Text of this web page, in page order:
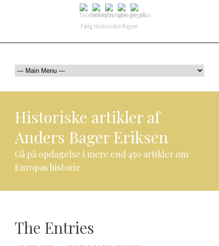
Følg Historiske Rejser
Historiske artikler af
Anders Bager Eriksen
Gå på opdagelse i mere end 450 artikler om
Europas historie
The Entries